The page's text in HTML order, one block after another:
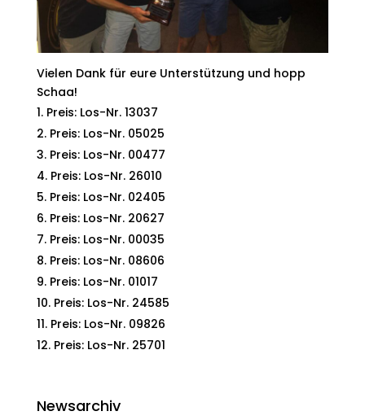
Vielen Dank für eure Unterstützung und hopp
Schaa!
Preis: Los-Nr. 13037
Preis: Los-Nr. 05025
Preis: Los-Nr. 00477
Preis: Los-Nr. 26010
Preis: Los-Nr. 02405
Preis: Los-Nr. 20627
Preis: Los-Nr. 00035
Preis: Los-Nr. 08606
Preis: Los-Nr. 01017
Preis: Los-Nr. 24585
Preis: Los-Nr. 09826
Preis: Los-Nr. 25701
Newsarchiv